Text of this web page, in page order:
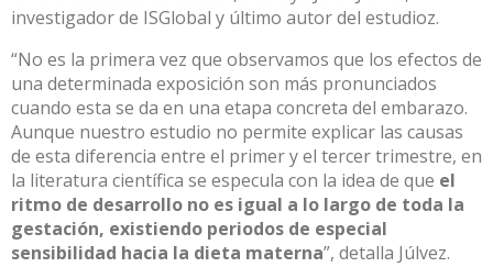
investigador de ISGlobal y último autor del estudioz.
“No es la primera vez que observamos que los efectos de
una determinada exposición son más pronunciados
cuando esta se da en una etapa concreta del embarazo.
Aunque nuestro estudio no permite explicar las causas
de esta diferencia entre el primer y el tercer trimestre, en
la literatura científica se especula con la idea de que el
ritmo de desarrollo no es igual a lo largo de toda la
gestación, existiendo periodos de especial
sensibilidad hacia la dieta materna”, detalla Júlvez.